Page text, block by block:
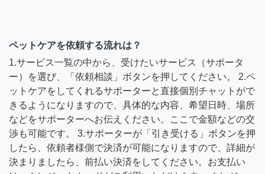
ペットケアを依頼する流れは？
1.サービス一覧の中から、受けたいサービス（サポータ
ー）を選び、「依頼相談」ボタンを押してください。 2.ペ
ットケアをしてくれるサポーターと直接個別チャットがで
きるようになりますので、具体的な内容、希望日時、場所
などをサポーターへお伝えください。ここで金額などの交
渉も可能です。 3.サポーターが「引き受ける」ボタンを押
したら、依頼者様側で決済が可能になりますので、詳細が
決まりましたら、前払い決済をしてください。お支払い